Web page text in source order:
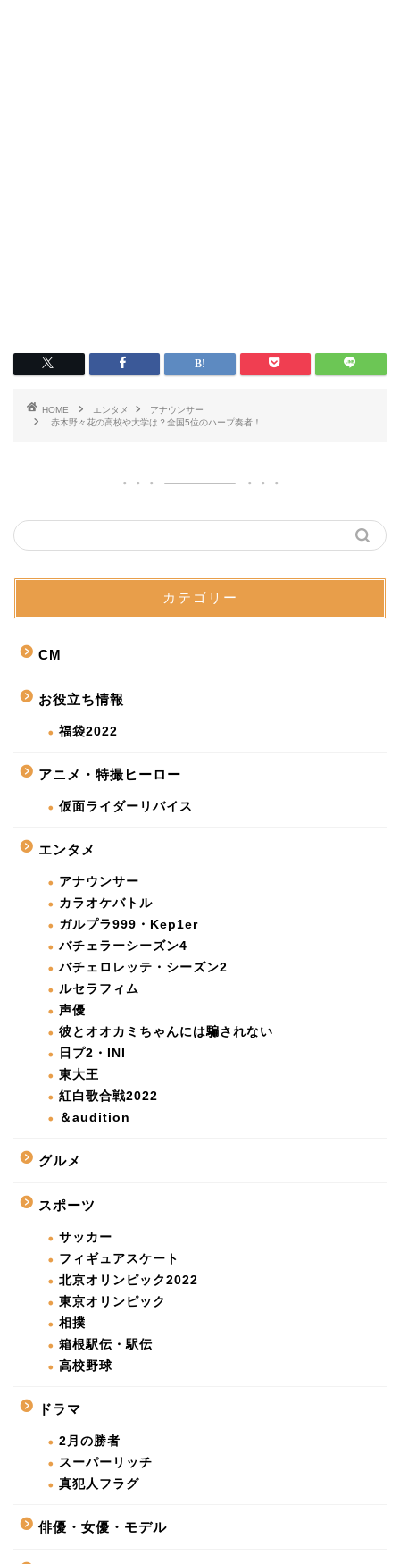
HOME エンタメ
アナウンサー
赤木野々花の高校や大学は？全国5位のハープ奏者！
カテゴリー
CM
お役立ち情報
福袋2022
アニメ・特撮ヒーロー
仮面ライダーリバイス
エンタメ
アナウンサー
カラオケバトル
ガルプラ999・Kep1er
バチェラーシーズン4
バチェロレッテ・シーズン2
ルセラフィム
声優
彼とオオカミちゃんには騙されない
日プ2・INI
東大王
紅白歌合戦2022
＆audition
グルメ
スポーツ
サッカー
フィギュアスケート
北京オリンピック2022
東京オリンピック
相撲
箱根駅伝・駅伝
高校野球
ドラマ
2月の勝者
スーパーリッチ
真犯人フラグ
俳優・女優・モデル